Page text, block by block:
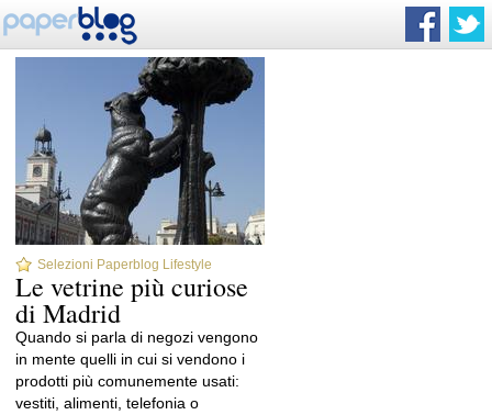
Selezioni Paperblog Lifestyle
Le vetrine più curiose
di Madrid
Quando si parla di negozi vengono
in mente quelli in cui si vendono i
prodotti più comunemente usati:
vestiti, alimenti, telefonia o